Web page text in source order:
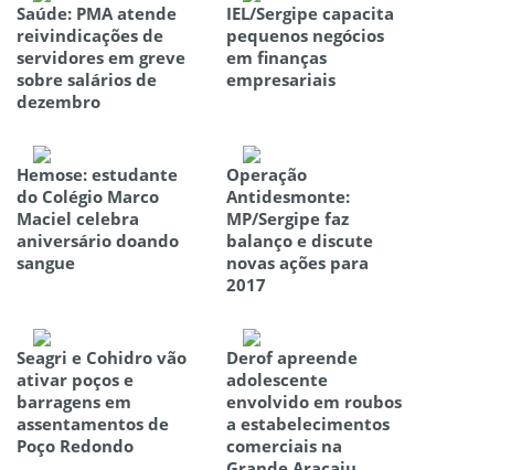
Saúde: PMA atende
reivindicações de
servidores em greve
sobre salários de
dezembro
IEL/Sergipe capacita
pequenos negócios
em finanças
empresariais
Hemose: estudante
do Colégio Marco
Maciel celebra
aniversário doando
sangue
Operação
Antidesmonte:
MP/Sergipe faz
balanço e discute
novas ações para
2017
Seagri e Cohidro vão
ativar poços e
barragens em
assentamentos de
Poço Redondo
Derof apreende
adolescente
envolvido em roubos
a estabelecimentos
comerciais na